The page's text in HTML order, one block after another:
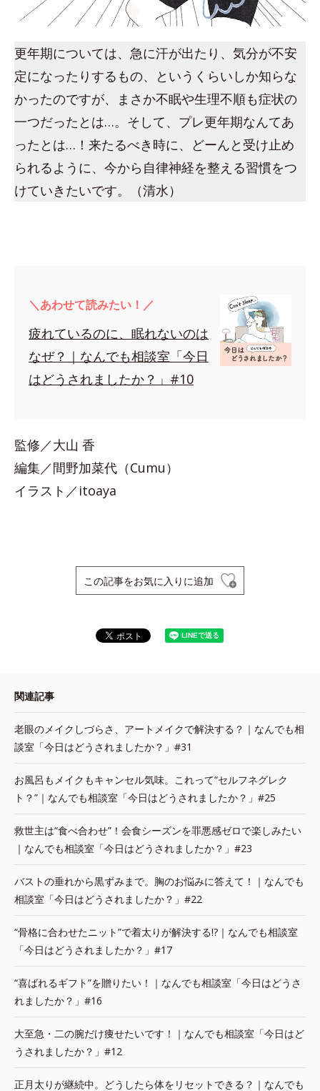
更年期については、急に汗が出たり、気分が不安
定になったりするもの、というくらいしか知らな
かったのですが、まさか不眠や生理不順も症状の
一つだったとは…。そして、プレ更年期なんてあ
ったとは…！来たるべき時に、どーんと受け止め
られるように、今から自律神経を整える習慣をつ
けていきたいです。（清水）
＼あわせて読みたい！／
疲れているのに、眠れないのは
なぜ？｜なんでも相談室「今日
はどうされましたか？」#10
監修／大山 香
編集／間野加菜代（Cumu）
イラスト／itoaya
この記事をお気に入りに追加
関連記事
老眼のメイクしづらさ、アートメイクで解決する？｜なんでも相
談室「今日はどうされましたか？」#31
お風呂もメイクもキャンセル気味。これって“セルフネグレク
ト？”｜なんでも相談室「今日はどうされましたか？」#25
救世主は“食べ合わせ”！会食シーズンを罪悪感ゼロで楽しみたい
｜なんでも相談室「今日はどうされましたか？」#23
バストの垂れから黒ずみまで。胸のお悩みに答えて！｜なんでも
相談室「今日はどうされましたか？」#22
“骨格に合わせたニット”で着太りが解決する!?｜なんでも相談室
「今日はどうされましたか？」#17
“喜ばれるギフト”を贈りたい！｜なんでも相談室「今日はどうさ
れましたか？」#16
大至急・二の腕だけ痩せたいです！｜なんでも相談室「今日はど
うされましたか？」#12
正月太りが継続中。どうしたら体をリセットできる？｜なんでも